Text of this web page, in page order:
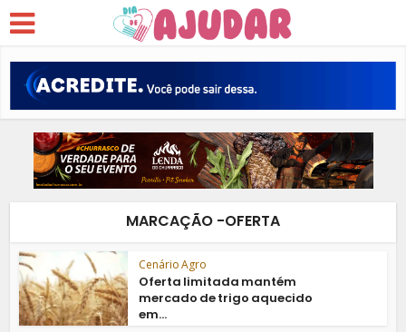
MARCAÇÃO -OFERTA
Cenário Agro
Oferta limitada mantém
mercado de trigo aquecido
em...